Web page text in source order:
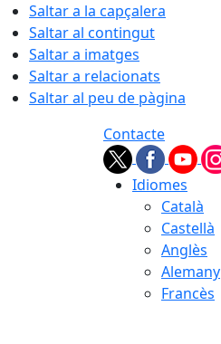
Saltar a la capçalera
Saltar al contingut
Saltar a imatges
Saltar a relacionats
Saltar al peu de pàgina
Contacte
Idiomes
Català
Castellà
Anglès
Alemany
Francès